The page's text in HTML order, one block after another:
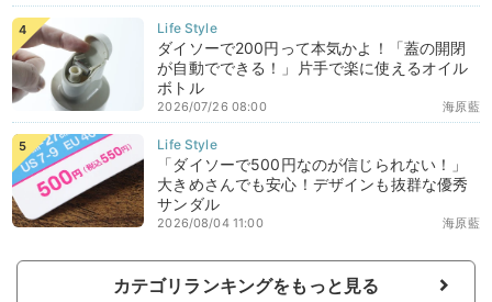
ダイソーで200円って本気かよ！「蓋の開閉
が自動でできる！」片手で楽に使えるオイル
ボトル
海原藍
2026/07/26 08:00
「ダイソーで500円なのが信じられない！」
大きめさんでも安心！デザインも抜群な優秀
サンダル
海原藍
2026/08/04 11:00
カテゴリランキングをもっと見る